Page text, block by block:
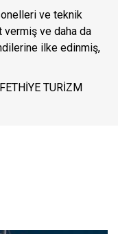
ve teknik
vermiş ve daha da
ilke edinmiş,
TURİZM